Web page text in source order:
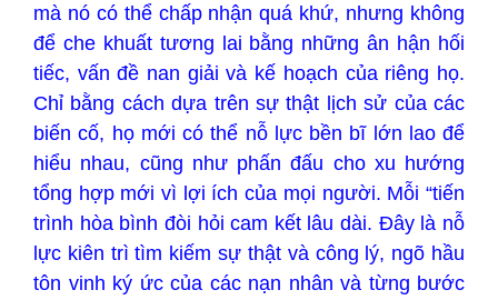
mà nó có thể chấp nhận quá khứ, nhưng không
để che khuất tương lai bằng những ân hận hối
tiếc, vấn đề nan giải và kế hoạch của riêng họ.
Chỉ bằng cách dựa trên sự thật lịch sử của các
biến cố, họ mới có thể nỗ lực bền bĩ lớn lao để
hiểu nhau, cũng như phấn đấu cho xu hướng
tổng hợp mới vì lợi ích của mọi người. Mỗi “tiến
trình hòa bình đòi hỏi cam kết lâu dài. Đây là nỗ
lực kiên trì tìm kiếm sự thật và công lý, ngõ hầu
tôn vinh ký ức của các nạn nhân và từng bước